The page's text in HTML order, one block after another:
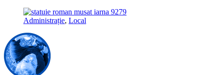
Administrație, Local